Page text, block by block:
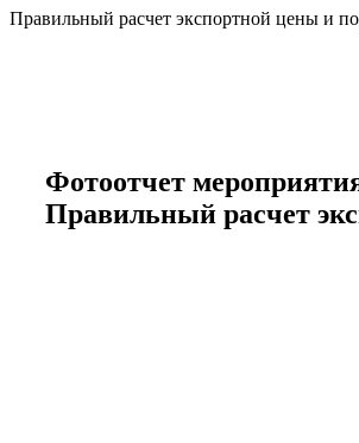
Правильный расчет экспортной цены и
Фотоотчет
Правильный расчет